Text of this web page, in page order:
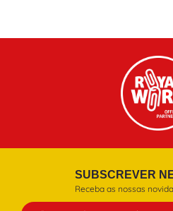
SUBSCREVER
Receba as nossas